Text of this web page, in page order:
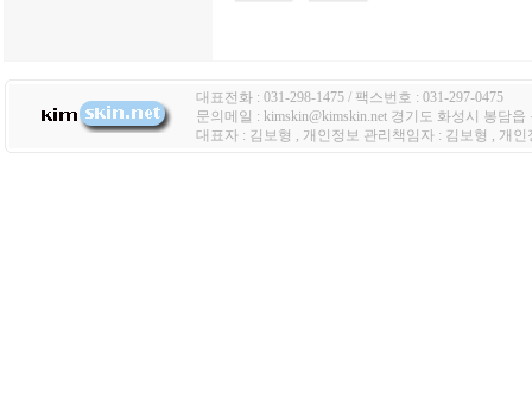
대표전화 : 031-298-1475 / 팩스번호 : 031-297-0475
문의메일 : kimskin@kimskin.net 경기도 화성시 봉담
대표자 : 김보형 , 개인정보 관리책임자 : 김보형 , 개